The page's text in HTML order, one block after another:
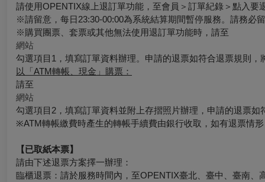
請使用OPENTIX線上退訂單功能，至會員＞訂單紀錄＞點入要
※請留意，每日23:30-00:00為系統結算期間暫停服務。請務必
※購買團票、套票或其他無法使用退訂單功能時，請至
網站
勾選項目1，填寫訂單資料辦理。申請的退票如符合退票規則，
以「ATM轉帳、現金」購票：
請至
網站
勾選項目2，填寫訂單資料並附上存摺照片辦理，申請的退票如
※ATM轉帳繳費時產生的轉帳手續費由銀行收取，如有退票情
【已取紙本票】
請由下述退票方案擇一辦理：
臨櫃退票：請於服務時間內，至OPENTIX臺北、臺中、臺南、